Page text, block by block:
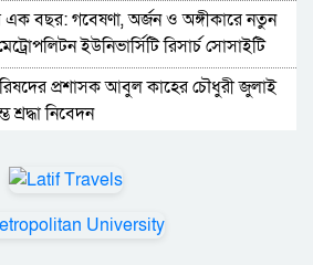
এক বছর: গবেষণা, অর্জন ও অঙ্গীকারে নতুন
ইউনিভার্সিটি রিসার্চ সোসাইটি
প্রশাসক আবুল কাহের চৌধুরী জুলাই
শ্রদ্ধা নিবেদন
রক্ষায় আমরা’র উদ্যোগে সিলেটে বৃক্ষ রোপনের